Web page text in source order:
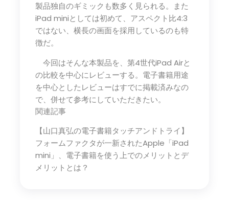
製品独自のギミックも数多く見られる。また
iPad miniとしては初めて、アスペクト比4:3
ではない、横長の画面を採用しているのも特
徴だ。
今回はそんな本製品を、第4世代iPad Airと
の比較を中心にレビューする。電子書籍用途
を中心としたレビューはすでに掲載済みなの
で、併せて参考にしていただきたい。
関連記事
【山口真弘の電子書籍タッチアンドトライ】
フォームファクタが一新されたApple「iPad
mini」、電子書籍を使う上でのメリットとデ
メリットとは？